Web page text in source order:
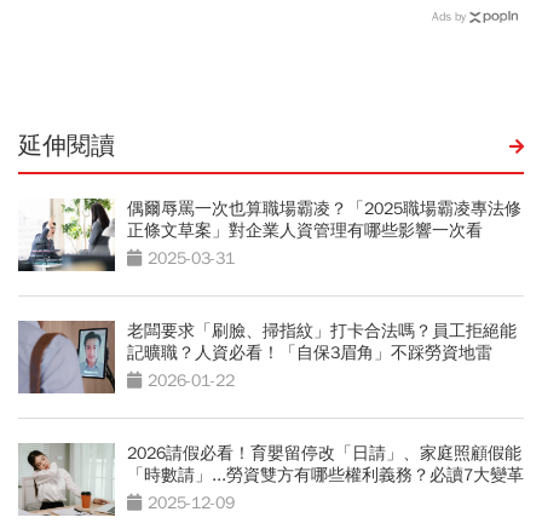
Ads by
延伸閱讀
偶爾辱罵一次也算職場霸凌？「2025職場霸凌專法修
正條文草案」對企業人資管理有哪些影響一次看
2025-03-31
老闆要求「刷臉、掃指紋」打卡合法嗎？員工拒絕能
記曠職？人資必看！「自保3眉角」不踩勞資地雷
2026-01-22
2026請假必看！育嬰留停改「日請」、家庭照顧假能
「時數請」...勞資雙方有哪些權利義務？必讀7大變革
2025-12-09